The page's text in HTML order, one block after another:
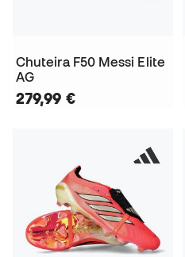
Chuteira F50 Messi Elite
AG
279,99 €